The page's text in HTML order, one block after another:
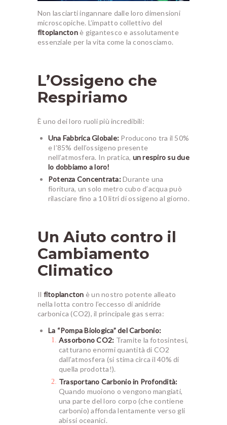
Non lasciarti ingannare dalle loro dimensioni
microscopiche. L’impatto collettivo del
fitoplanctonè gigantesco e assolutamente
essenziale per la vita come la conosciamo.
L’Ossigeno che
Respiriamo
È uno dei loro ruoli più incredibili:
Una Fabbrica Globale: Producono tra il 50%
e l’85% dell’ossigeno presente
nell’atmosfera. In pratica, un respiro su due
lo dobbiamo a loro!
Potenza Concentrata:Durante una
fioritura, un solo metro cubo d’acqua può
rilasciare fino a 10 litri di ossigeno al giorno.
Un Aiuto contro il
Cambiamento
Climatico
Il fitoplancton è un nostro potente alleato
nella lotta contro l’eccesso di anidride
carbonica (CO2), il principale gas serra:
La “Pompa Biologica” del Carbonio:
Assorbono CO2: Tramite la fotosintesi,
catturano enormi quantità di CO2
dall’atmosfera (si stima circa il 40% di
quella prodotta!).
Trasportano Carbonio in Profondità:
Quando muoiono o vengono mangiati,
una parte del loro corpo (che contiene
carbonio) affonda lentamente verso gli
abissi oceanici.